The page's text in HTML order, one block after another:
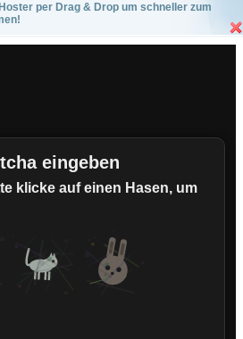
per Drag & Drop um schneller zum